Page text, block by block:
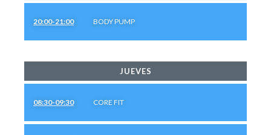
20:00-21:00BODY PUMP
JUEVES
08:30-09:30CORE FIT